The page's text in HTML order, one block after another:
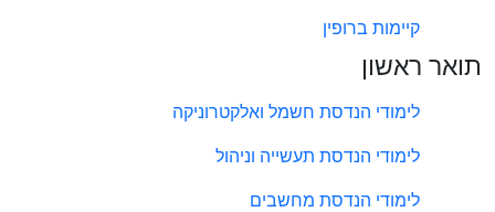
קיימות ברופין
תואר ראשון
לימודי הנדסת חשמל ואלקטרוניקה
לימודי הנדסת תעשייה וניהול
לימודי הנדסת מחשבים